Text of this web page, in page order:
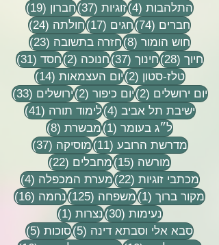
התלהבות (4) 4 פוסטיםזוגיות (37) 37 פוסטים
חברון (19)
19 פוסטים
חברים (74) 74 פוסטים
חגים (17) 17 פוסטים
חולתה (24)
24 פוסטים
חוש הומור (8) 8 פוסטיםחזרה בתשובה (23)
23 פוסטים
חיוך (28) 28 פוסטים
חינוך (37) 37 פוסטים
חנוכה (2) 2 פוסטיםחסד (31)
31 פוסטים
טלז-סטון (2) 2 פוסטיםיום העצמאות (14)
14 פוסטים
יום ירושלים (2) 2 פוסטיםיום כיפור (2) 2 פוסטיםירושלים (33)
33 פוסטים
ישיבת תל אביב (4) 4 פוסטיםלימוד תורה (41)
41 פוסטים
ל״ג בעומר (1) פוסט 1
מבשרת (8)
8 פוסטים
מדרשת הרובע (11) 11 פוסטים
מוסיקה (37)
37 פוסטים
מורשה (15) 15 פוסטים
מחבלים (22)
22 פוסטים
מכתבי זוגיות (22) 22 פוסטים
מערת המכפלה (4)
4 פוסטים
מקור ברוך (1) פוסט 1
משפחה (125) 125 פוסטים
נחמה (16)
16 פוסטים
נעימות (30) 30 פוסטים
נצרות (1)
פוסט 1
סבא אלי וסבתא דינה (5) 5 פוסטיםסוכות (5)
5 פוסטים